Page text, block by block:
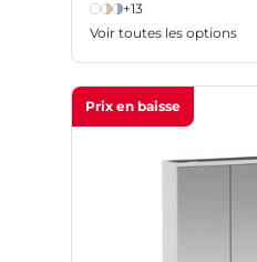
+13
Voir toutes les options
Prix en baisse